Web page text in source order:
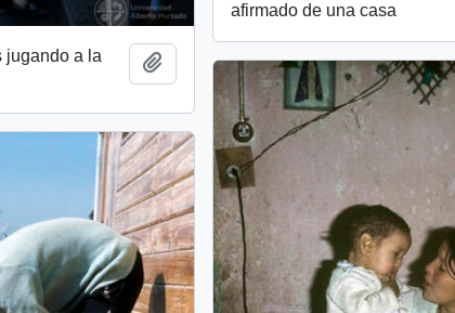
afirmado de una casa
jugando a la
Add to clipboard